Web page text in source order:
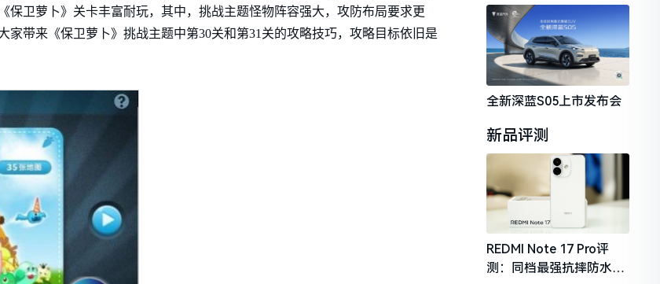
保卫萝卜》关卡丰富耐玩，其中，挑战主题怪物阵容强大，攻防布局要求更
家带来《保卫萝卜》挑战主题中第30关和第31关的攻略技巧，攻略目标依旧是
全新深蓝S05上市发布会
新品评测
REDMI Note 17 Pro评
测：同档最强抗摔防水，